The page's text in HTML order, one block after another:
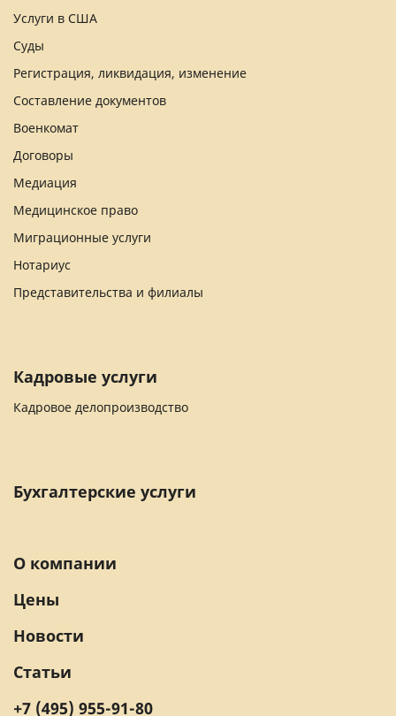
Услуги в США
Суды
Регистрация, ликвидация, изменение
Составление документов
Военкомат
Договоры
Медиация
Медицинское право
Миграционные услуги
Нотариус
Представительства и филиалы
Кадровые услуги
Кадровое делопроизводство
Бухгалтерские услуги
+7 (495) 955-91-80
О компании
Цены
Новости
Статьи